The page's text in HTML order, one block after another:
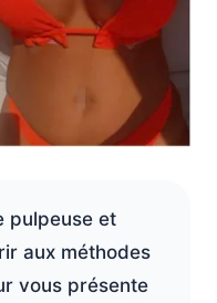
pulpeuse et
aux méthodes
vous présente